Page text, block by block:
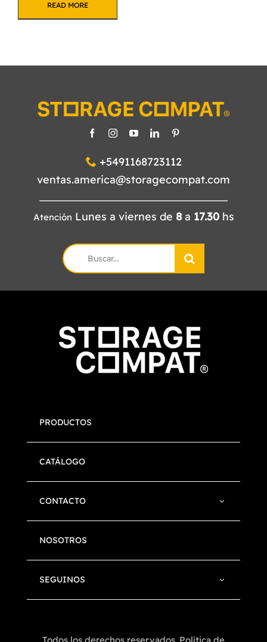
READ MORE
+5491168723112
ventas.america@storagecompat.com
Atención Lunes a viernes de 8a 17.30hs
Search
for:
PRODUCTOS
CATÁLOGO
CONTACTO
NOSOTROS
SEGUINOS
Todos los derechos reservados. Política de